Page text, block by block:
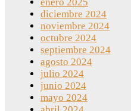
diciembre 2024
noviembre 2024
octubre 2024
septiembre 2024
agosto 2024
julio 2024
junio 2024
mayo 2024